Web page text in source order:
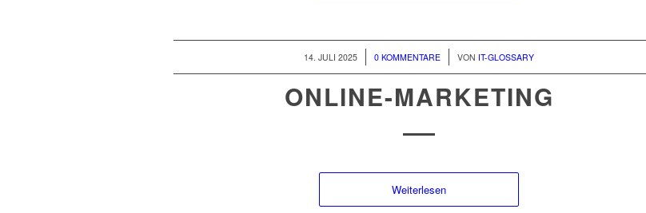
14. JULI 2025 0 KOMMENTARE
/ VON IT-GLOSSARY
ONLINE-MARKETING
Weiterlesen